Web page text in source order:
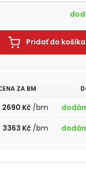
Pridať do košíka
ZA BM
2690 Kč /bm
3363 Kč/bm